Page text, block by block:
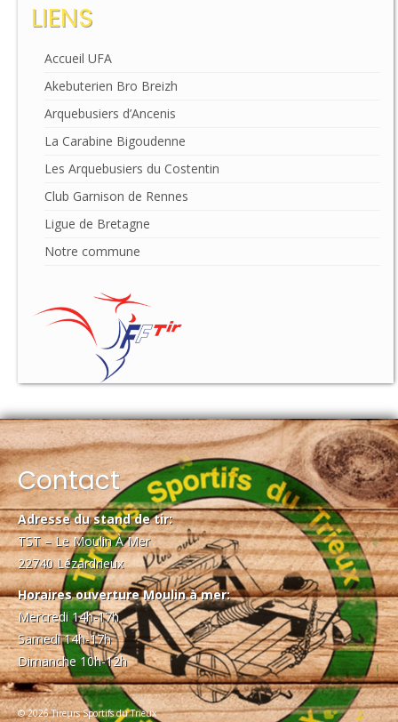
LIENS
Accueil UFA
Akebuterien Bro Breizh
Arquebusiers d’Ancenis
La Carabine Bigoudenne
Les Arquebusiers du Costentin
Club Garnison de Rennes
Ligue de Bretagne
Notre commune
Contact
Adresse du stand de tir:
TST – Le Moulin À Mer
22740 Lézardrieux
Horaires ouverture Moulin à mer:
Mercredi 14h-17h
Samedi 14h-17h
Dimanche 10h-12h
© 2026 Tireurs Sportifs du Trieux